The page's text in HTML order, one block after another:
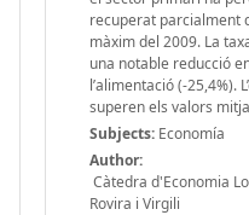
recuperat parcialment
màxim del 2009. La
una notable reducció
l’alimentació (-25,4%).
superen els valors
Subjects: Economía
Author:
Càtedra d'Economia
Rovira i Virgili